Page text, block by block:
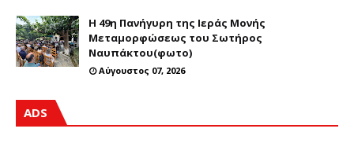
Η 49η Πανήγυρη της Ιεράς Μονής
Μεταμορφώσεως του Σωτήρος
Ναυπάκτου(φωτο)
Αύγουστος 07, 2026
ADS